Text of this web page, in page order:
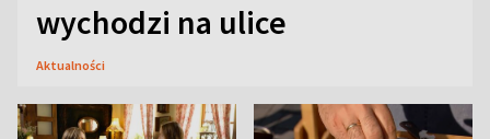
wychodzi na ulice
Aktualności